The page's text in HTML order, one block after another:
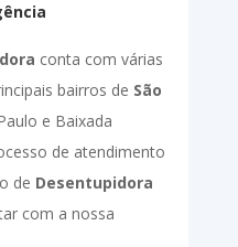
conta com várias
bairros de São
e Baixada
de atendimento
de Desentupidora
com a nossa